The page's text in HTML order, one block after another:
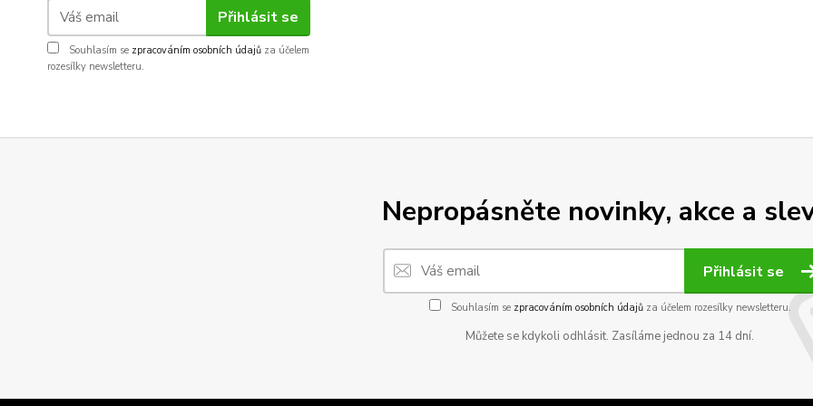
Přihlásit se
Souhlasím se zpracováním osobních údajů za účelem
rozesílky newsletteru.
Nepropásněte novinky, akce a
Přihlásit se
Souhlasím se zpracováním osobních údajůza účelem rozesílky newsletteru.
Můžete se kdykoli odhlásit. Zasíláme jednou za 14 dní.